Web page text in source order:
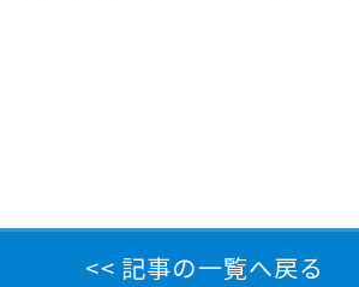
<< 記事の一覧へ戻る